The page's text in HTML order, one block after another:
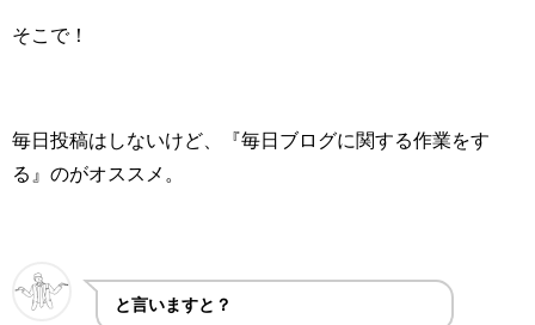
そこで！
毎日投稿はしないけど、『毎日ブログに関する作業をす
る』のがオススメ。
と言いますと？